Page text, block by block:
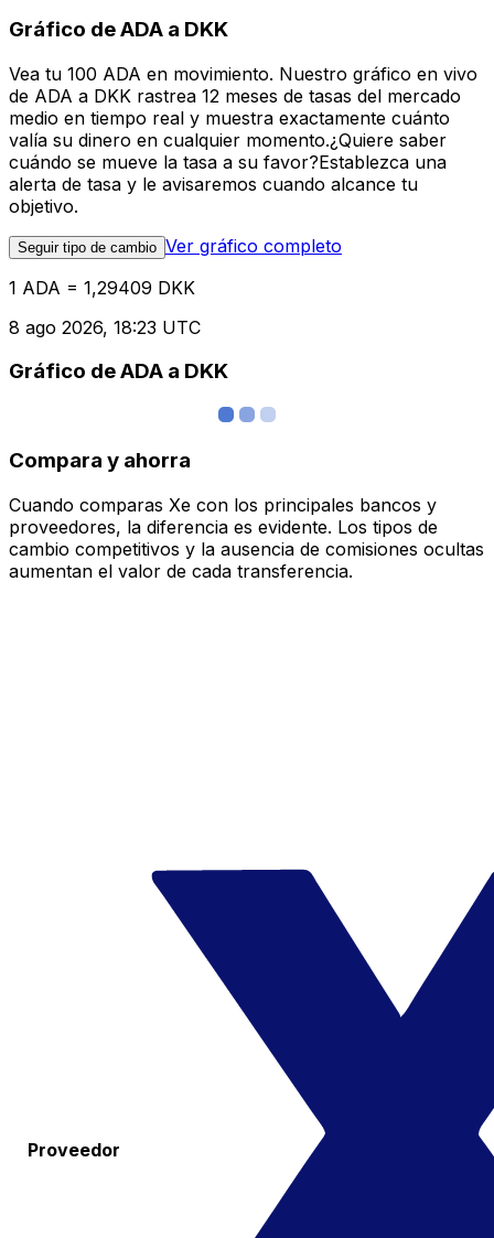
Gráfico de ADA a DKK
Vea tu 100 ADA en movimiento. Nuestro gráfico en vivo
de ADA a DKK rastrea 12 meses de tasas del mercado
medio en tiempo real y muestra exactamente cuánto
valía su dinero en cualquier momento.¿Quiere saber
cuándo se mueve la tasa a su favor?Establezca una
alerta de tasa y le avisaremos cuando alcance tu
objetivo.
Seguir tipo de cambio Ver gráfico completo
1 ADA = 1,29409 DKK
8 ago 2026, 18:23 UTC
Gráfico de ADA a DKK
Compara y ahorra
Cuando comparas Xe con los principales bancos y
proveedores, la diferencia es evidente. Los tipos de
cambio competitivos y la ausencia de comisiones ocultas
aumentan el valor de cada transferencia.
Proveedor